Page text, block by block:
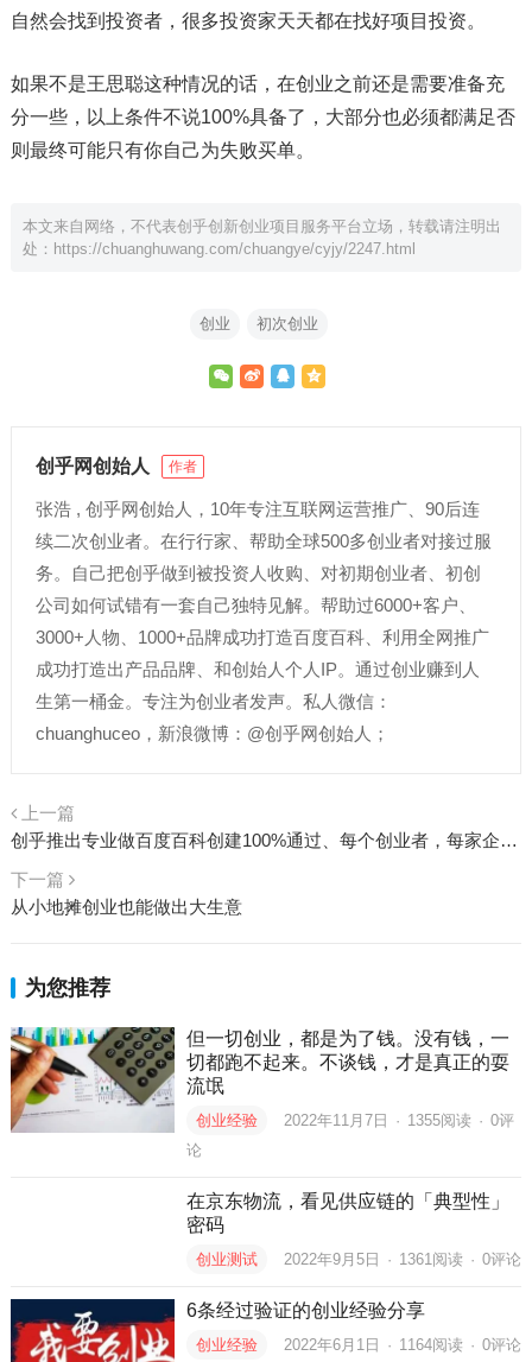
自然会找到投资者，很多投资家天天都在找好项目投资。
如果不是王思聪这种情况的话，在创业之前还是需要准备充
分一些，以上条件不说100%具备了，大部分也必须都满足否
则最终可能只有你自己为失败买单。
本文来自网络，不代表创乎创新创业项目服务平台立场，转载请注明出
处： https://chuanghuwang.com/chuangye/cyjy/2247.html
创业 初次创业
创乎网创始人 作者
张浩 , 创乎网创始人，10年专注互联网运营推广、90后连
续二次创业者。在行行家、帮助全球500多创业者对接过服
务。自己把创乎做到被投资人收购、对初期创业者、初创
公司如何试错有一套自己独特见解。帮助过6000+客户、
3000+人物、1000+品牌成功打造百度百科、利用全网推广
成功打造出产品品牌、和创始人个人IP。通过创业赚到人
生第一桶金。专注为创业者发声。私人微信：
chuanghuceo，新浪微博：@创乎网创始人；
上一篇
创乎推出专业做百度百科创建100%通过、每个创业者，每家企业、个人、产品都值得拥有自己的百科
下一篇
从小地摊创业也能做出大生意
为您推荐
但一切创业，都是为了钱。没有钱，一
切都跑不起来。不谈钱，才是真正的耍
流氓
创业经验 2022年11月7日 · 1355阅读 · 0评
论
在京东物流，看见供应链的「典型性」
密码
创业测试 2022年9月5日 · 1361阅读 · 0评论
6条经过验证的创业经验分享
创业经验 2022年6月1日 · 1164阅读 · 0评论